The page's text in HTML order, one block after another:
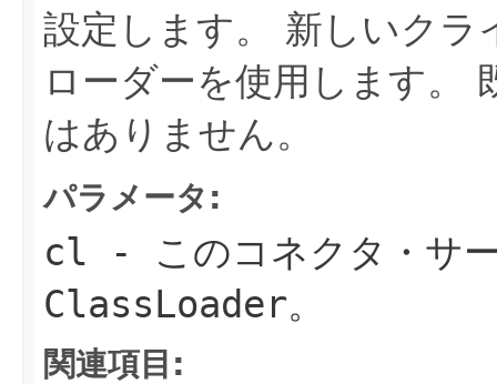
設定します。
新しいクラ
ローダーを使用します。
はありません。
パラメータ:
cl - このコネクタ・サ
ClassLoader。
関連項目: